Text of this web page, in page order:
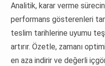
Analitik, karar verme
performans gösterenleri
teslim tarihlerine uyumu
artırır. Özetle, zamanı
en aza indirir ve değerli